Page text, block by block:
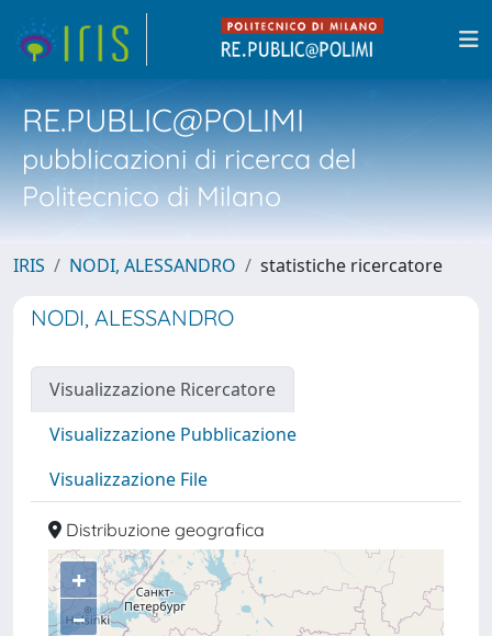
RE.PUBLIC@POLIMI
pubblicazioni di ricerca del
Politecnico di Milano
IRIS NODI, ALESSANDRO statistiche ricercatore
NODI, ALESSANDRO
Visualizzazione Ricercatore
Visualizzazione Pubblicazione
Visualizzazione File
Distribuzione geografica
+
–